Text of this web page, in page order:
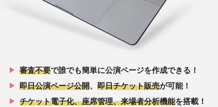
審査不要で誰でも簡単に公演ページを作成できる！
即日公演ページ公開
即日チケット販売が可能！
チケット電子化、座席管理、来場者分析機能を搭載！